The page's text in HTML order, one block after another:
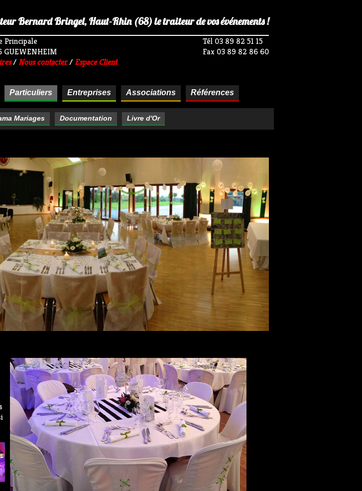
Bernard Bringel, Haut-Rhin (68) le traiteur de vos événements !
Tél 03 89 82 51 15
Fax 03 89 82 86 60
Principale
GUEWENHEIM
/ Nous contacter/ Espace Client
Particuliers Entreprises Associations Références
Mariages Documentation Livre d'Or